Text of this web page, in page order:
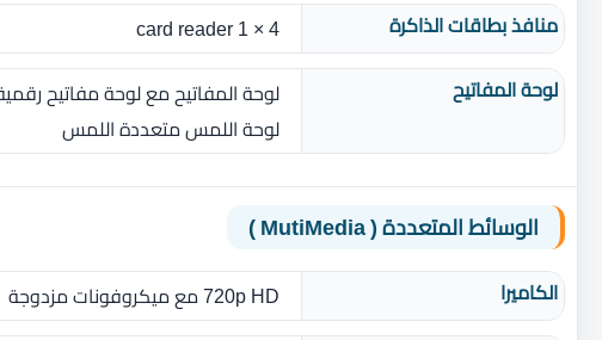
منافذ بطاقات الذاكرة
4 × 1 card reader
لوحة المفاتيح
لوحة المفاتيح مع لوحة مفاتيح
لوحة اللمس متعددة اللمس
الوسائط المتعددة ( MutiMedia )
الكاميرا
720p HD مع ميكروفونات مزدوجة